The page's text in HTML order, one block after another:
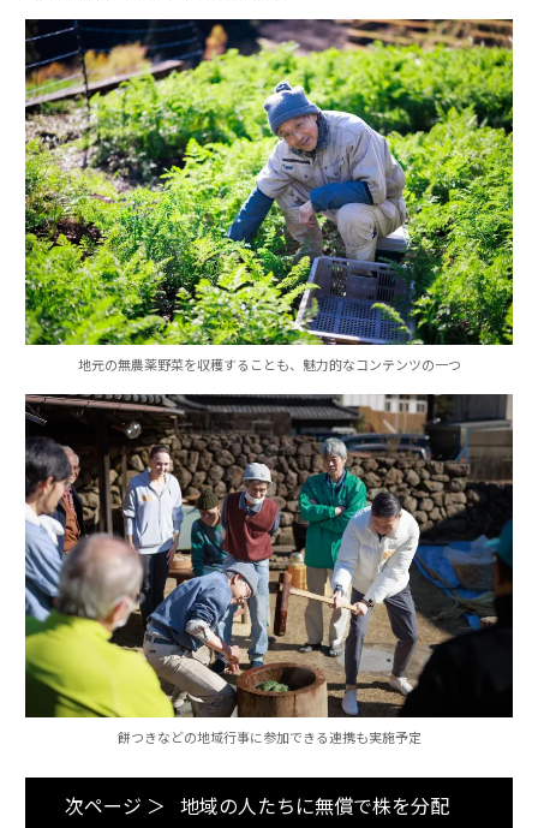
地元の無農薬野菜を収穫することも、魅力的なコンテンツの一つ
餅つきなどの地域行事に参加できる連携も実施予定
次ページ ＞ 地域の人たちに無償で株を分配